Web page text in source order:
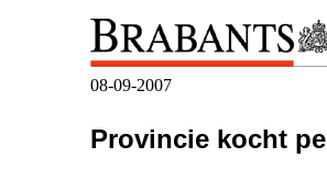
08-09-2007
Provincie kocht